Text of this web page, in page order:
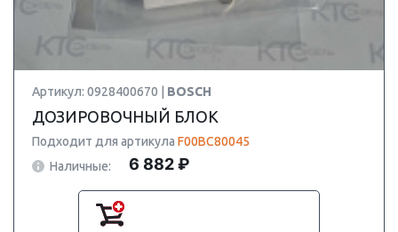
Артикул: 0928400670 | BOSCH
ДОЗИРОВОЧНЫЙ БЛОК
Подходит для артикула F00BC80045
Наличные:
6 882 ₽